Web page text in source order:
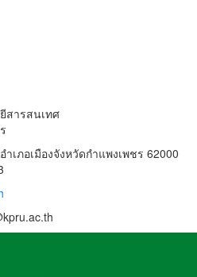
สารสนเทศ
ภอเมืองจังหวัดกำแพงเพชร 62000